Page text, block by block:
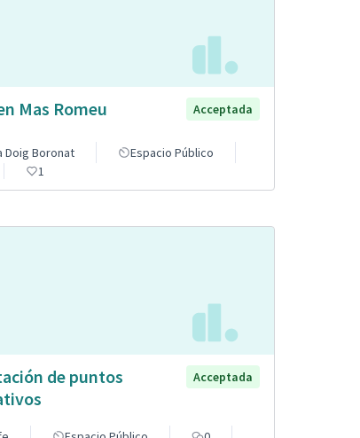
Mas Romeu Acceptada
Doig Boronat
Espacio Público
1
de puntos
Acceptada